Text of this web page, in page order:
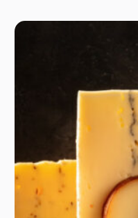
9. Сыр